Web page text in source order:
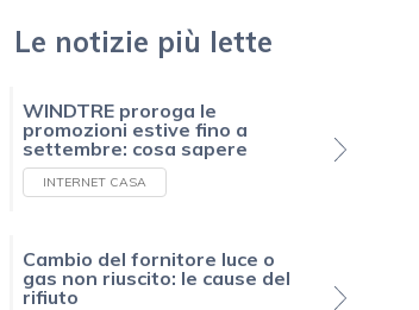
Le notizie più lette
WINDTRE proroga le
promozioni estive fino a
settembre: cosa sapere
INTERNET CASA
Cambio del fornitore luce o
gas non riuscito: le cause del
rifiuto